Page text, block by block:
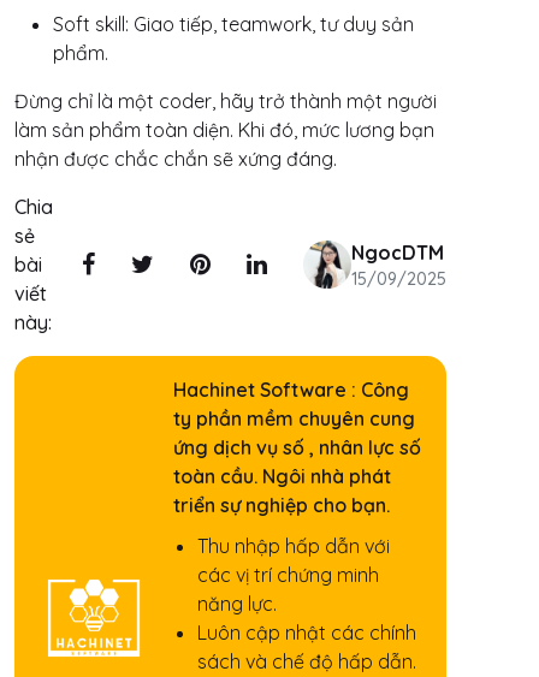
Soft skill: Giao tiếp, teamwork, tư duy sản
phẩm.
Đừng chỉ là một coder, hãy trở thành một người
làm sản phẩm toàn diện. Khi đó, mức lương bạn
nhận được chắc chắn sẽ xứng đáng.
Chia
sẻ
bài
viết
này:
NgocDTM
15/09/2025
Hachinet Software : Công
ty phần mềm chuyên cung
ứng dịch vụ số , nhân lực số
toàn cầu. Ngôi nhà phát
triển sự nghiệp cho bạn.
Thu nhập hấp dẫn với
các vị trí chứng minh
năng lực.
Luôn cập nhật các chính
sách và chế độ hấp dẫn.